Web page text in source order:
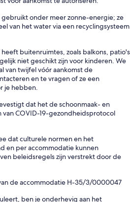
gebruikt onder meer zonne-energie; ze
van het water via een recyclingsysteem
buitenruimtes, zoals balkons, patio's
niet geschikt zijn voor kinderen. We
van twijfel vóór aankomst de
en te vragen of ze een
je hebben.
dat het de schoonmaak- en
COVID-19-gezondheidsprotocol
dat culturele normen en het
en per accommodatie kunnen
beleidsregels zijn verstrekt door de
de accommodatie H-35/3/0000047
ben je onderhevig aan het